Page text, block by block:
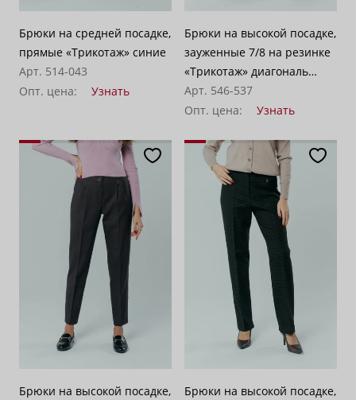
Брюки на средней посадке,
прямые «Трикотаж» синие
Арт. 514-043
Опт. цена:
Узнать
Брюки на высокой посадке,
зауженные 7/8 на резинке
«Трикотаж» диагональ
темно-серые
Арт. 546-537
Опт. цена:
Узнать
Брюки на высокой посадке,
Брюки на высокой посадке,